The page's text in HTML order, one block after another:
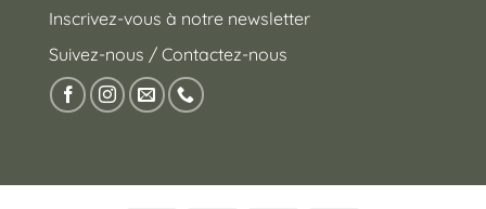
Inscrivez-vous à notre newsletter
Suivez-nous / Contactez-nous